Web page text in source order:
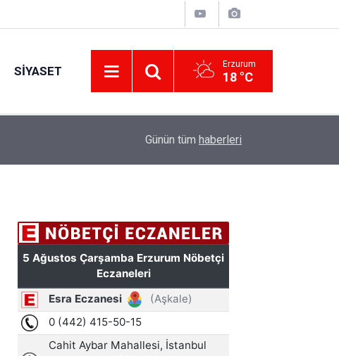
SIYASET Erzurum
18 °C
Kazım Karabekir Stadyumu'nda 4 tribün tam
Günün tüm haberleri